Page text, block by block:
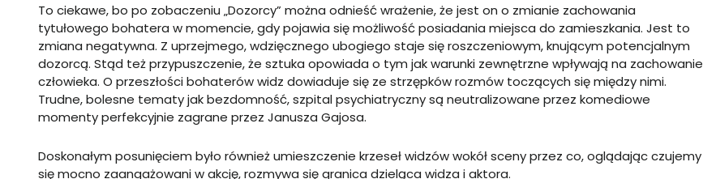
To ciekawe, bo po zobaczeniu „Dozorcy” można odnieść wrażenie, że jest on o zmianie zachowania
tytułowego bohatera w momencie, gdy pojawia się możliwość posiadania miejsca do zamieszkania. Jest to
zmiana negatywna. Z uprzejmego, wdzięcznego ubogiego staje się roszczeniowym, knującym potencjalnym
dozorcą. Stąd też przypuszczenie, że sztuka opowiada o tym jak warunki zewnętrzne wpływają na zachowanie
człowieka. O przeszłości bohaterów widz dowiaduje się ze strzępków rozmów toczących się między nimi.
Trudne, bolesne tematy jak bezdomność, szpital psychiatryczny są neutralizowane przez komediowe
momenty perfekcyjnie zagrane przez Janusza Gajosa.
Doskonałym posunięciem było również umieszczenie krzeseł widzów wokół sceny przez co, oglądając czujemy
się mocno zaangażowani w akcję, rozmywa się granica dzieląca widza i aktora.